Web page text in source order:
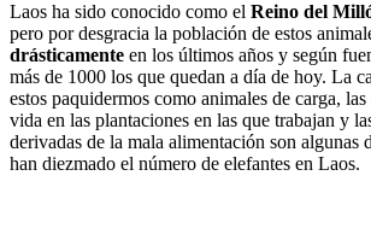
Laos ha sido conocido como el Reino del
pero por desgracia la población de estos
drásticamente en los últimos años y según
más de 1000 los que quedan a día de hoy. La
estos paquidermos como animales de carga,
vida en las plantaciones en las que trabajan y
derivadas de la mala alimentación son algunas
han diezmado el número de elefantes en Laos.